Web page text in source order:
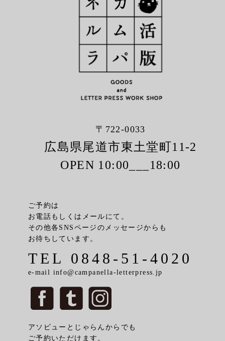
〒722-0033
広島県尾道市東土堂町11-2
OPEN 10:00___18:00
ご予約は
お電話もしくはメールにて。
その他各SNSページのメッセージからも
お待ちしています。
TEL 0848-51-4020
e-mail info@campanella-letterpress.jp
アソビューとじゃらんからでも
ご予約いただけます。